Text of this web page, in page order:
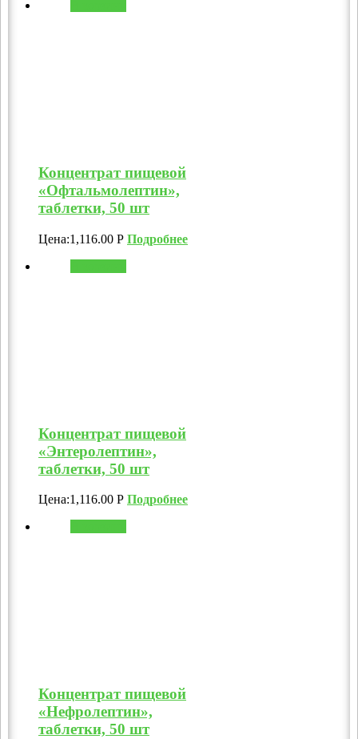
Концентрат пищевой
«Офтальмолептин»,
таблетки, 50 шт
Цена:1,116.00 Р Подробнее
Концентрат пищевой
«Энтеролептин»,
таблетки, 50 шт
Цена:1,116.00 Р Подробнее
Концентрат пищевой
«Нефролептин»,
таблетки, 50 шт